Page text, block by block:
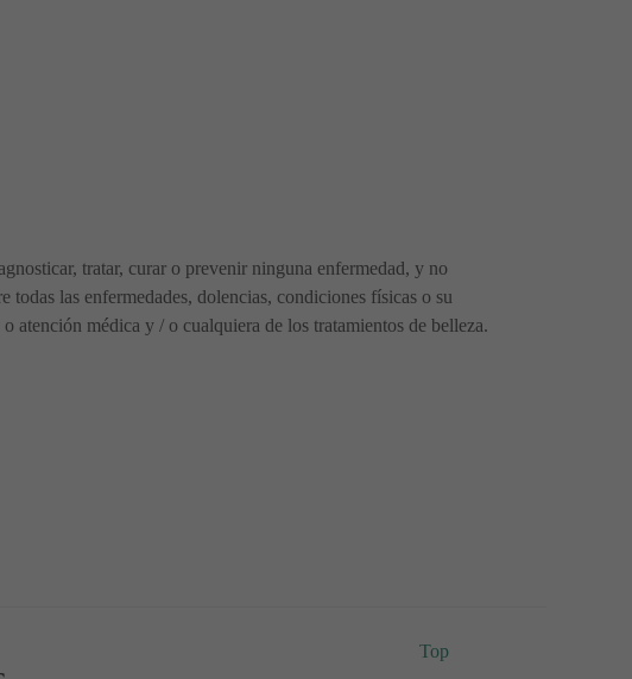
tratar, curar o prevenir ninguna enfermedad, y no
las enfermedades, dolencias, condiciones físicas o su
atención médica y / o cualquiera de los tratamientos de belleza.
Top